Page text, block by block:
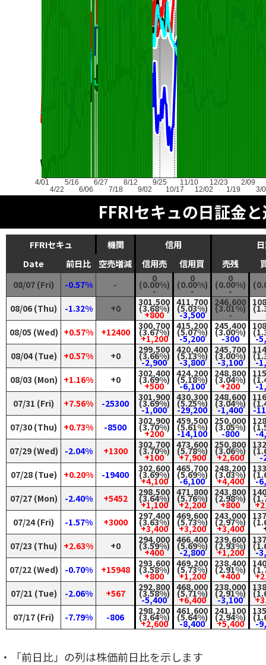
4/01
4/22
5/16
6/06
6/27
7/18
8/12
9/02
9/25
10/17
11/10
12/02
12/23
1/19
2/09
3/
FFRIセキュの日証金
FFRIセキュ 機関 信用
Date
前日比 空売増減 信用売 信用買 売残
08/07 (Fri) -0.57% -
0
(0.00%)
-
0
(0.00%)
-
0
(0.00%)
-
08/06 (Thu)
-1.32% +0
301,500
(3.68%)
+800
411,700
(5.03%)
-3,500
246,600
(3.01%)
-
08/05 (Wed) +0.57% +12400
300,700
(3.67%)
+1,200
415,200
(5.07%)
-5,200
245,400
(3.00%)
-300
-
08/04 (Tue)
+0.57% +0
299,500
(3.66%)
-2,900
420,400
(5.13%)
-3,800
245,700
(3.00%)
-3,100
-
08/03 (Mon) +1.16% +0
302,400
(3.69%)
+500
424,200
(5.18%)
-6,100
248,800
(3.04%)
+200
-
07/31 (Fri)
+7.56% -25300
301,900
(3.69%)
-1,000
430,300
(5.25%)
-29,200
248,600
(3.04%)
-1,400
-
07/30 (Thu)
+0.73% -8500
302,900
(3.70%)
+200
459,500
(5.61%)
-14,100
250,000
(3.05%)
-800
-
07/29 (Wed)
-2.04% +1300
302,700
(3.70%)
+100
473,600
(5.78%)
+7,900
250,800
(3.06%)
+2,600
-
07/28 (Tue)
+0.20% -19400
302,600
(3.69%)
+4,100
465,700
(5.69%)
-6,100
248,200
(3.03%)
+4,400
-
07/27 (Mon)
-2.40% +5452
298,500
(3.64%)
+1,100
471,800
(5.76%)
+2,200
243,800
(2.98%)
+800
07/24 (Fri)
-1.57% +3000
297,400
(3.63%)
+3,400
469,600
(5.73%)
+3,200
243,000
(2.97%)
+3,400
07/23 (Thu)
+2.63% +0
294,000
(3.59%)
+400
466,400
(5.69%)
-2,800
239,600
(2.93%)
+1,200
-
07/22 (Wed)
-0.70% +15948
293,600
(3.58%)
+800
469,200
(5.73%)
+1,200
238,400
(2.91%)
+400
07/21 (Tue)
-2.06% +567
292,800
(3.58%)
-5,400
468,000
(5.71%)
+6,400
238,000
(2.91%)
-3,100
07/17 (Fri)
-7.79% -806
298,200
(3.64%)
+2,600
461,600
(5.64%)
-8,400
241,100
(2.94%)
+5,400 -
・「前日比」の列は株価前日比を示します